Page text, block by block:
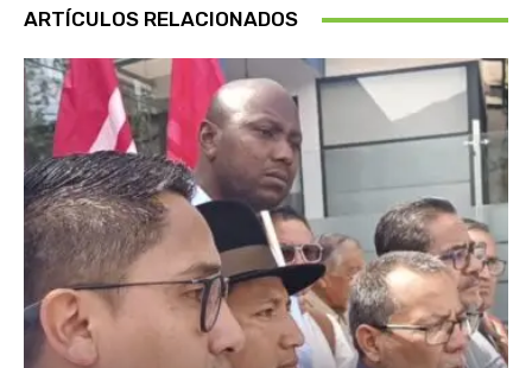
ARTÍCULOS RELACIONADOS